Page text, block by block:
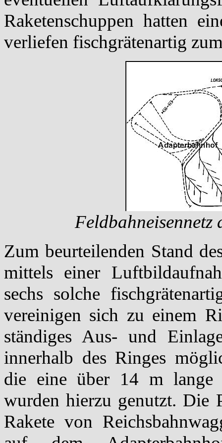
Raketenschuppen hatten
verliefen fischgrätenartig
Feldbahneisennetz
Zum beurteilenden Stand
mittels einer
sechs solche
vereinigen sich zu einem
ständiges Aus- und
innerhalb des Ringes
die eine über 14 m lange
wurden hierzu genutzt. Die
Rakete von